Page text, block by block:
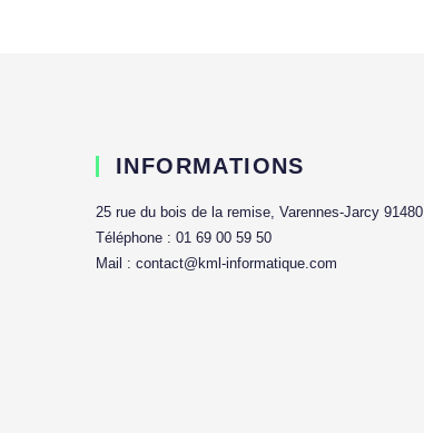
INFORMATIONS
25 rue du bois de la remise, Varennes-Jarcy 91480
Téléphone : 01 69 00 59 50
Mail : contact@kml-informatique.com